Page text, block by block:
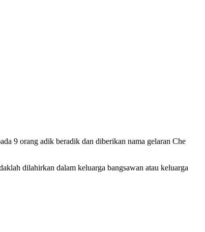
9 orang adik beradik dan diberikan nama gelaran Che
dilahirkan dalam keluarga bangsawan atau keluarga